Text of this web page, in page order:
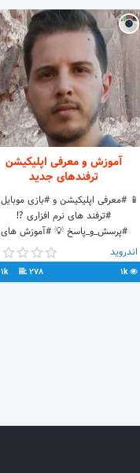
آموزش و معرفی اپلیکیشن
ترفندهای جدید
📱 #معرفی اپلیکیشن و #بازی
#ترفند های نرم افزاری ⁉️
#پرسش_و_پاسخ 💡 #آموزش های
کاربردی
اندروید
1k
278
1k